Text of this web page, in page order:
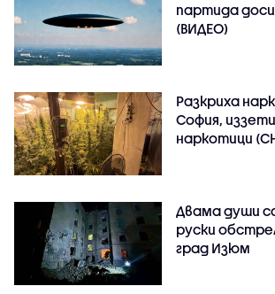
партида
(ВИДЕО)
Разкриха
София,
наркотици
Двама души
руски
град Изюм